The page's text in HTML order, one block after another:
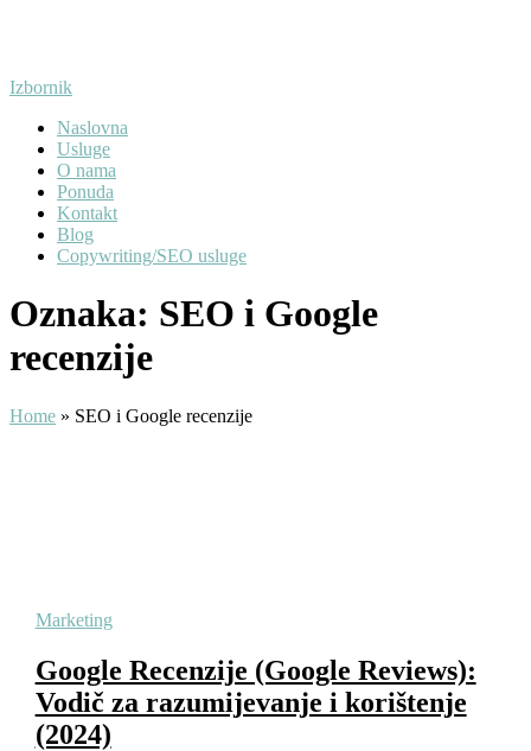
Izbornik
Naslovna
Usluge
O nama
Ponuda
Kontakt
Blog
Copywriting/SEO usluge
Oznaka: SEO i Google
recenzije
Home » SEO i Google recenzije
Marketing
Google Recenzije (Google Reviews):
Vodič za razumijevanje i korištenje
(2024)